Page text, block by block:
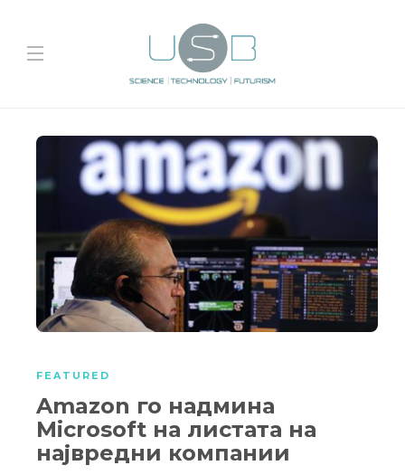
FEATURED
Amazon го надмина
Microsoft на листата на
највредни компании